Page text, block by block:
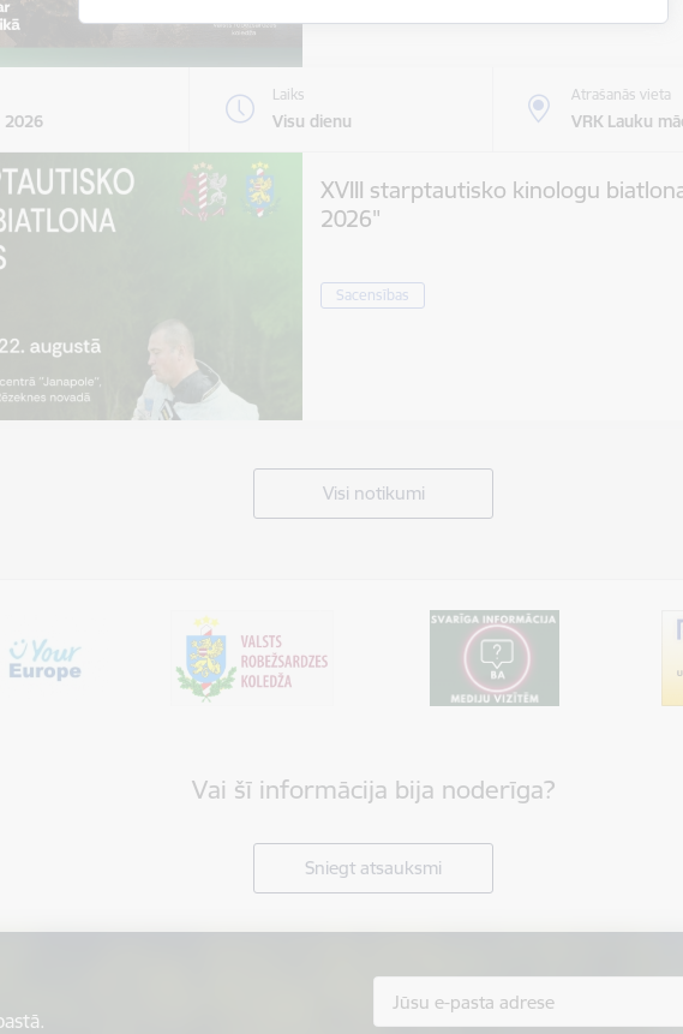
2026
Laiks
Visu dienu
Atrašanās vieta
VRK Lauku
XVIII starptautisko kinologu
2026"
Sacensības
Visi notikumi
Vai šī informācija bija noderīga?
Sniegt atsauksmi